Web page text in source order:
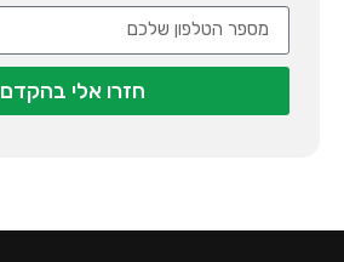
חזרו אלי בהקדם